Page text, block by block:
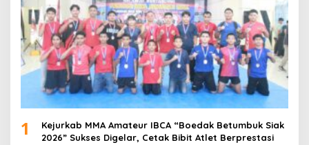
1
Kejurkab MMA Amateur IBCA “Boedak Betumbuk Siak
2026” Sukses Digelar, Cetak Bibit Atlet Berprestasi